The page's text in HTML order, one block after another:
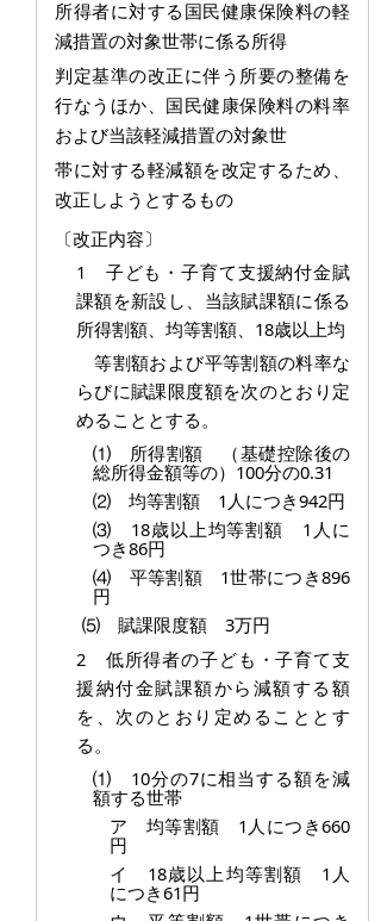
所得者に対する国民健康保険料の軽
減措置の対象世帯に係る所得
判定基準の改正に伴う所要の整備を
行なうほか、国民健康保険料の料率
および当該軽減措置の対象世
帯に対する軽減額を改定するため、
改正しようとするもの
〔改正内容〕
1 子ども・子育て支援納付金賦
課額を新設し、当該賦課額に係る
所得割額、均等割額、18歳以上均
等割額および平等割額の料率な
らびに賦課限度額を次のとおり定
めることとする。
⑴ 所得割額 （基礎控除後の
総所得金額等の）100分の0.31
⑵ 均等割額 1人につき942円
⑶ 18歳以上均等割額 1人に
つき86円
⑷ 平等割額 1世帯につき896
円
⑸ 賦課限度額 3万円
2 低所得者の子ども・子育て支
援納付金賦課額から減額する額
を、次のとおり定めることとす
る。
⑴ 10分の7に相当する額を減
額する世帯
ア 均等割額 1人につき660
円
イ 18歳以上均等割額 1人
につき61円